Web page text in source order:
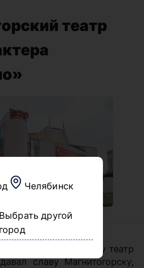
Челябинск
Выбрать другой
город
театр
в 1973 году театр
славу Магнитогорску,